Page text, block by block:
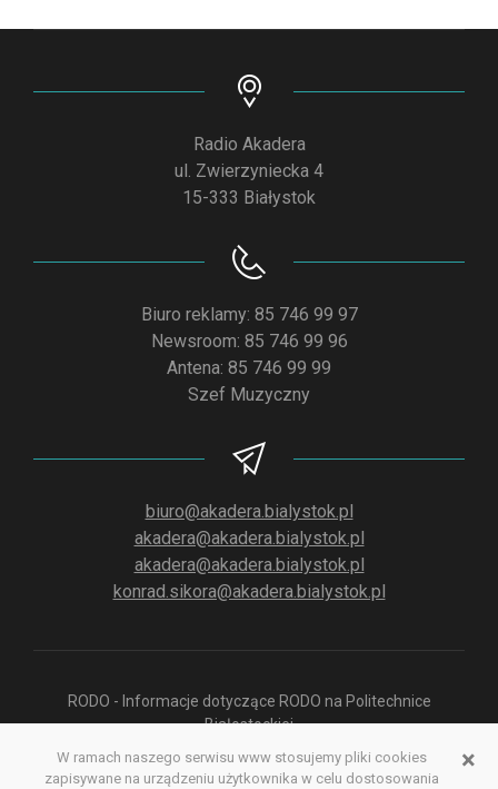
Radio Akadera
ul. Zwierzyniecka 4
15-333 Białystok
Biuro reklamy: 85 746 99 97
Newsroom: 85 746 99 96
Antena: 85 746 99 99
Szef Muzyczny
biuro@akadera.bialystok.pl
akadera@akadera.bialystok.pl
akadera@akadera.bialystok.pl
konrad.sikora@akadera.bialystok.pl
RODO - Informacje dotyczące RODO na Politechnice
Białostockiej
Polityka prywatności aplikacji służącej do odsłuchu Radia
×
W ramach naszego serwisu www stosujemy pliki cookies
zapisywane na urządzeniu użytkownika w celu dostosowania